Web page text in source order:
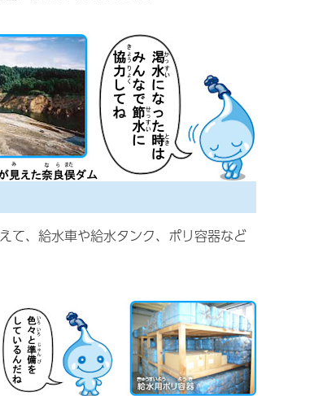
て、給水車や給水タンク、ポリ容器など